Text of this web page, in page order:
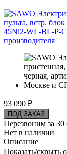
93 090 ₽
ПОД ЗАКАЗ
Перезвоним за 30
Нет в наличии
Описание
Показать/скрыть